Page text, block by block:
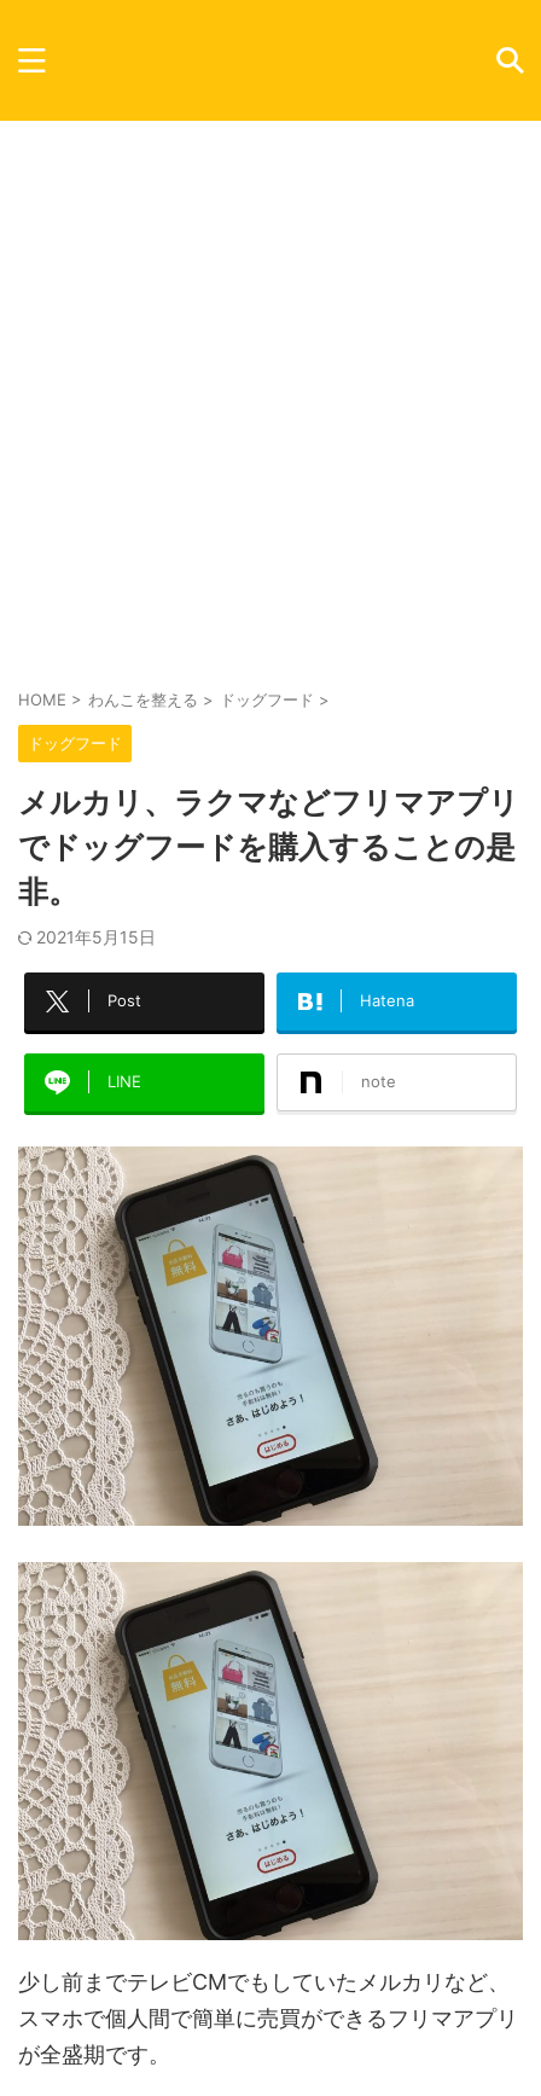
HOME > わんこを整える > ドッグフード >
ドッグフード
メルカリ、ラクマなどフリマアプリ
でドッグフードを購入することの是
非。
2021年5月15日
Post Hatena
LINE note
少し前までテレビCMでもしていたメルカリなど、
スマホで個人間で簡単に売買ができるフリマアプリ
が全盛期です。